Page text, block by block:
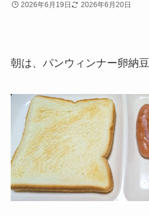
2026年6月19日 2026年6月20日
朝は、パンウィンナー卵納豆